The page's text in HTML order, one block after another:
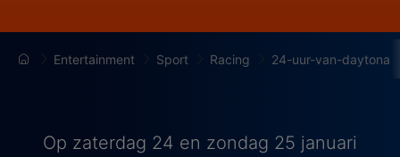
Entertainment Sport Racing 24-uur-van-daytona
Op zaterdag 24 en zondag 25 januari